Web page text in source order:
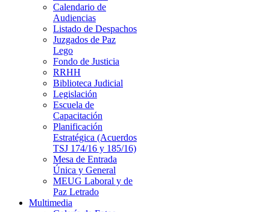
Calendario de
Audiencias
Listado de Despachos
Juzgados de Paz
Lego
Fondo de Justicia
RRHH
Biblioteca Judicial
Legislación
Escuela de
Capacitación
Planificación
Estratégica (Acuerdos
TSJ 174/16 y 185/16)
Mesa de Entrada
Única y General
MEUG Laboral y de
Paz Letrado
Multimedia